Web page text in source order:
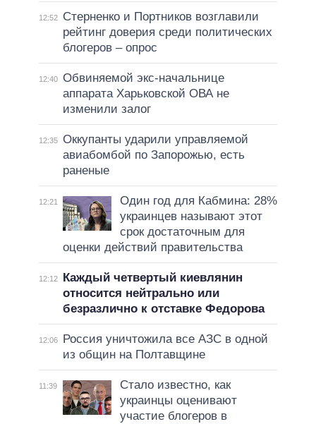
12:52
Стерненко и Портников возглавили
рейтинг доверия среди политических
блогеров – опрос
12:40 Обвиняемой экс-начальнице
аппарата Харьковской ОВА не
изменили залог
12:35 Оккупанты ударили управляемой
авиабомбой по Запорожью, есть
раненые
12:21
Один год для Кабмина: 28%
украинцев называют этот
срок достаточным для
оценки действий правительства
12:12
Каждый четвертый киевлянин
относится нейтрально или
безразлично к отставке Федорова
12:06
Россия уничтожила все АЗС в одной
из общин на Полтавщине
11:39
Стало известно, как
украинцы оценивают
участие блогеров в